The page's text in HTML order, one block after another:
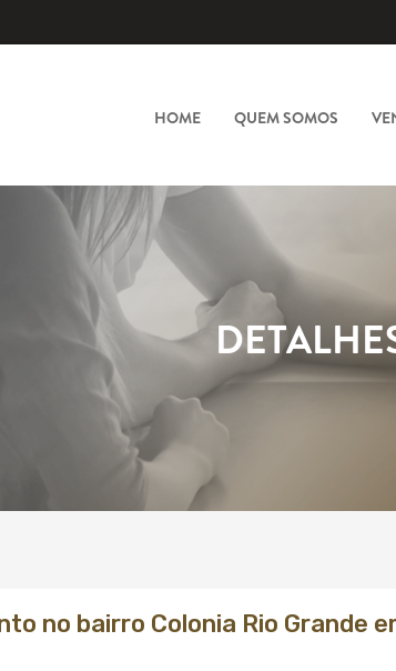
HOME QUEM SOMOS
no bairro Colonia Rio Grande